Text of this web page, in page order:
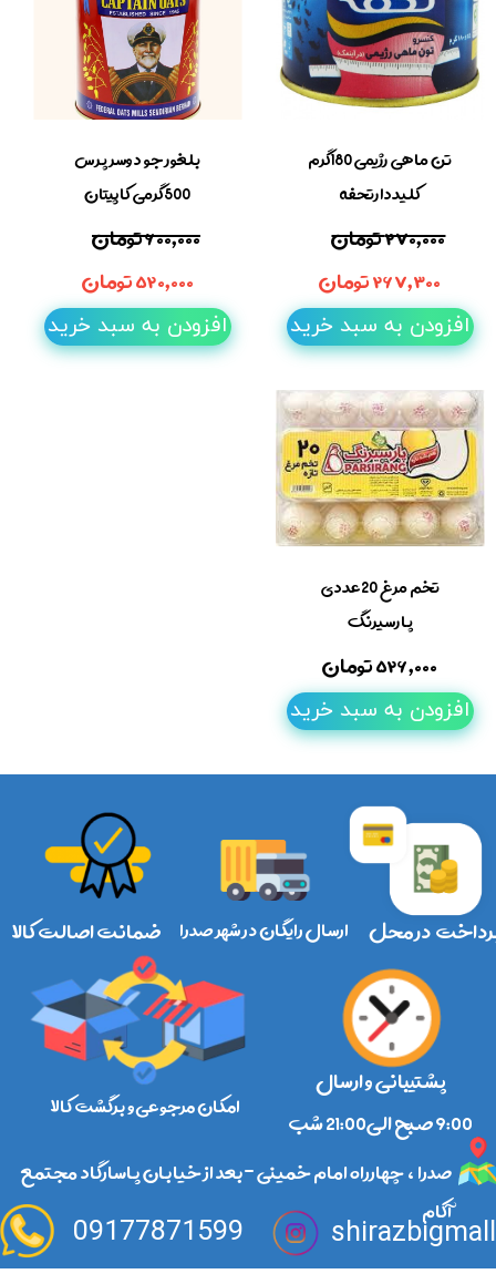
تن ماهی رژیمی 180گرم
کلیددارتحفه
۲۷۰,۰۰۰ تومان
۲۶۷,۳۰۰ تومان
افزودن به سبد خرید
بلغور جو دوسر پرس
500گرمی کاپیتان
۶۰۰,۰۰۰ تومان
۵۲۰,۰۰۰ تومان
افزودن به سبد خرید
تخم مرغ 20عددی
پارسیرنگ
۵۲۶,۰۰۰ تومان
افزودن به سبد خرید
ارسال رایگان در شهر صدرا در محل
امکان مرجوعی و برگشت کالا
ضمانت اصالت کالا
صدرا ، چهارراه امام خمینی -بعد از خیابان پاسارگاد مجتمع
آکام
09177871599
پشتیبانی و ارسال
​​​​​​​9:00 صبح الی21:00 شب